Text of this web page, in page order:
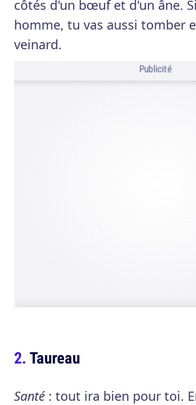
côtés d'un bœuf et d'un âne.
homme, tu vas aussi tomber
veinard.
Publicité
Taureau
Santé : tout ira bien pour toi.